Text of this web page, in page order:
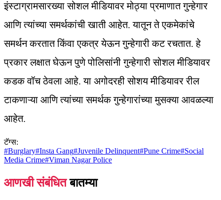
इंस्टाग्रामसारख्या सोशल मीडियावर मोठ्या प्रमाणात गुन्हेगार
आणि त्यांच्या समर्थकांची खाती आहेत. यातून ते एकमेकांचे
समर्थन करतात किंवा एकत्र येऊन गुन्हेगारी कट रचतात. हे
प्रकार लक्षात घेऊन पुणे पोलिसांनी गुन्हेगारी सोशल मीडियावर
कडक वॉच ठेवला आहे. या अगोदरही सोशय मीडियावर रील
टाकणाऱ्या आणि त्यांच्या समर्थक गुन्हेगारांच्या मुसक्या आवळल्या
आहेत.
टॅग्स:
#Burglary#Insta Gang#Juvenile Delinquent#Pune Crime#Social
Media Crime#Viman Nagar Police
आणखी संबंधित बातम्या